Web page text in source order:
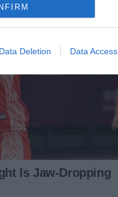
Data Deletion Data Access